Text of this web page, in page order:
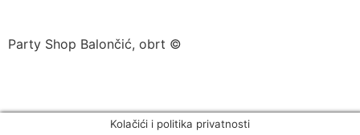
Party Shop Balončić, obrt ©
Kolačići i politika privatnosti